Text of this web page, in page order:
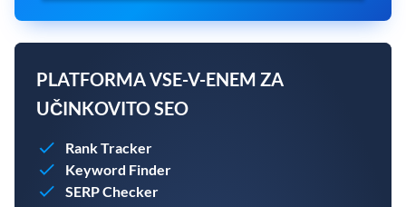
PLATFORMA VSE-V-ENEM ZA
UČINKOVITO SEO
Rank Tracker
Keyword Finder
SERP Checker